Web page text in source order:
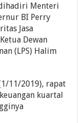
Menteri
BI Perry
Jasa
Dewan
(LPS) Halim
11/2019), rapat
kuartal